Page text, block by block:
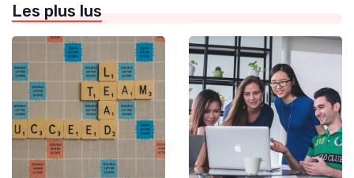
Les plus lus